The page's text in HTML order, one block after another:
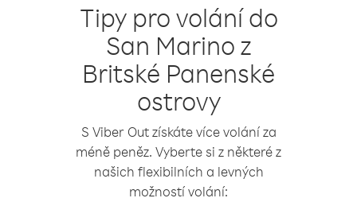
Tipy pro volání do
San Marino z
Britské Panenské
ostrovy
S Viber Out získáte více volání za
méně peněz. Vyberte si z některé z
našich flexibilních a levných
možností volání: